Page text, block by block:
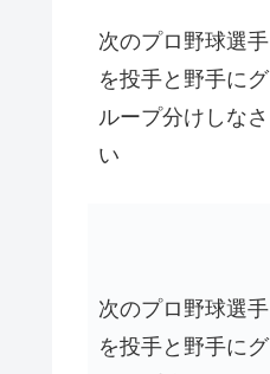
次のプロ野球選手
を投手と野手にグ
ループ分けしなさ
い
次のプロ野球選手
を投手と野手にグ